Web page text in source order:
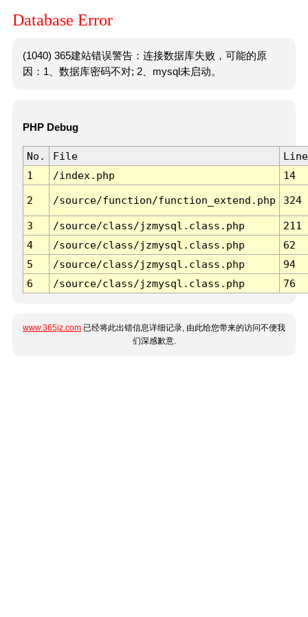
Database Error
(1040) 365建站错误警告：连接数据库失败，可能的原
因：1、数据库密码不对; 2、mysql未启动。
PHP Debug
No. File
Line
1
/index.php 14
2 /source/function/function_extend.php 324
3 /source/class/jzmysql.class.php
211
4
/source/class/jzmysql.class.php
62
5
/source/class/jzmysql.class.php
94
6
/source/class/jzmysql.class.php 76
www.365jz.com 已经将此出错信息详细记录, 由此给您带来的访问不便我
们深感歉意.